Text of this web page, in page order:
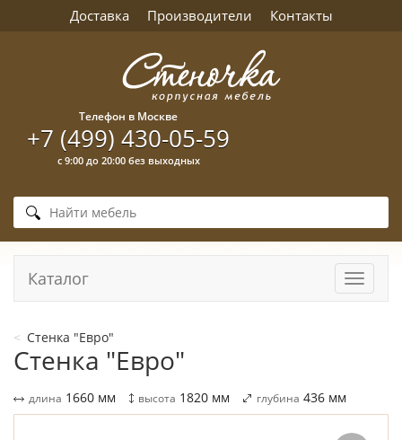
Доставка Производители Контакты
Телефон в Москве
+7 (499) 430-05-59
с 9:00 до 20:00 без выходных
Каталог
Стенка "Евро"
Стенка "Евро"
длина 1660 мм высота 1820 мм глубина 436 мм